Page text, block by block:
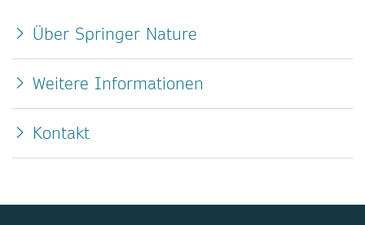
Über Springer Nature
Weitere Informationen
Kontakt